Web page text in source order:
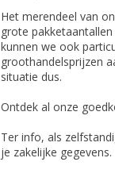
Het merendeel van
grote
kunnen we ook
groothandelsprijzen
situatie dus.
Ontdek al onze
Ter info, als
je zakelijke